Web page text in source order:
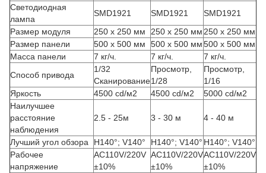
Светодиодная
лампа
SMD1921 SMD1921
SMD1921
Размер модуля
250 х 250 мм 250 х 250 мм 250 х 250 мм
Размер панели
500 х 500 мм 500 х 500 мм500 х 500 мм
Масса панели
7 кг/ч. 7 кг/ч.
7 кг/ч.
Способ привода
1/32
Сканирование
Просмотр,
1/28
Просмотр,
1/16
Яркость
4500 cd/м2 4500 cd/м2
5000 cd/м2
Наилучшее
расстояние
наблюдения
2.5 - 25м 3 - 30 м 4 - 40 м
Лучший угол обзора H140°; V140° H140°; V140° H140°; V140°
Рабочее
напряжение
AC110V/220V
±10%
AC110V/220V
±10%
AC110V/220V
±10%